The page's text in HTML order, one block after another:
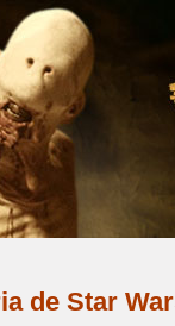
de Star